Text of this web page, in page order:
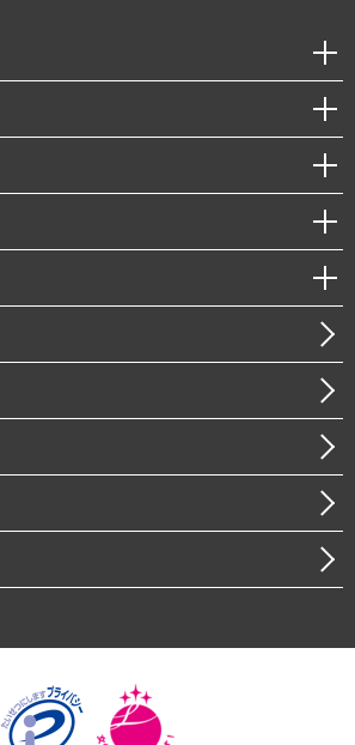
コンプライアンス）・防災（政策）
ポーツ・スマートシティ
システム
連）